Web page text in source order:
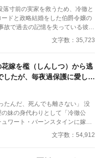
ドと政略結婚をした伯爵令嬢の
故で過去の記憶を失っている彼女
の夫婦生活に不安を抱いてい
樹と白檀の香り」は、リリアー
さぶって――。 やがてリリ
記と「青い花」を見つける。 そ
の仮面の裏に隠された、初恋の
と、重すぎる愛の執着だった。
遠ざけようとする不器用な公
影なのか、それとも今の自分な
当の夫婦になるまでの、切なくも
文字数：35,723
嫁を檻（しんしつ）から逃
したが、毎夜過保護に愛し抜
んだ、死んでも離さない」 没
妹の身代わりとして「冷徹公
ワート・バーンスタインに嫁ぐ
文字数：54,912